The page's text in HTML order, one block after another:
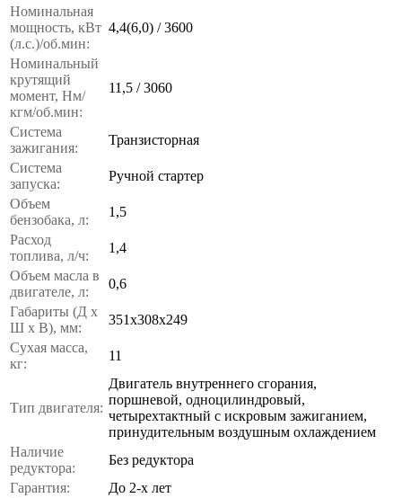
Номинальная
мощность, кВт
(л.с.)/об.мин:
4,4(6,0) / 3600
Номинальный
крутящий
момент, Нм/
кгм/об.мин:
11,5 / 3060
Система
зажигания:
Транзисторная
Система
запуска:
Ручной стартер
Объем
бензобака, л:
1,5
Расход
топлива, л/ч:
1,4
Объем масла в
двигателе, л:
0,6
Габариты (Д x
Ш x В), мм:
351х308х249
Сухая масса,
кг:
11
Тип двигателя:
Двигатель внутреннего сгорания,
поршневой, одноцилиндровый,
четырехтактный с искровым зажиганием,
принудительным воздушным охлаждением
Наличие
редуктора:
Без редуктора
Гарантия:
До 2-х лет